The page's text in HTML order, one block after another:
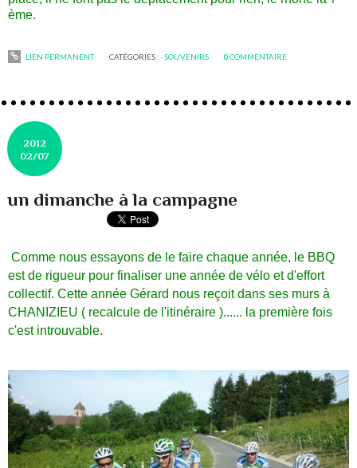
ème.
LIEN PERMANENT CATÉGORIES :- SOUVENIRS 0COMMENTAIRE
2012
02/07
un dimanche à la campagne
Comme nous essayons de le faire chaque année, le BBQ
est de rigueur pour finaliser une année de vélo et d'effort
collectif. Cette année Gérard nous reçoit dans ses murs à
CHANIZIEU ( recalcule de l'itinéraire )...... la première fois
c'est introuvable.